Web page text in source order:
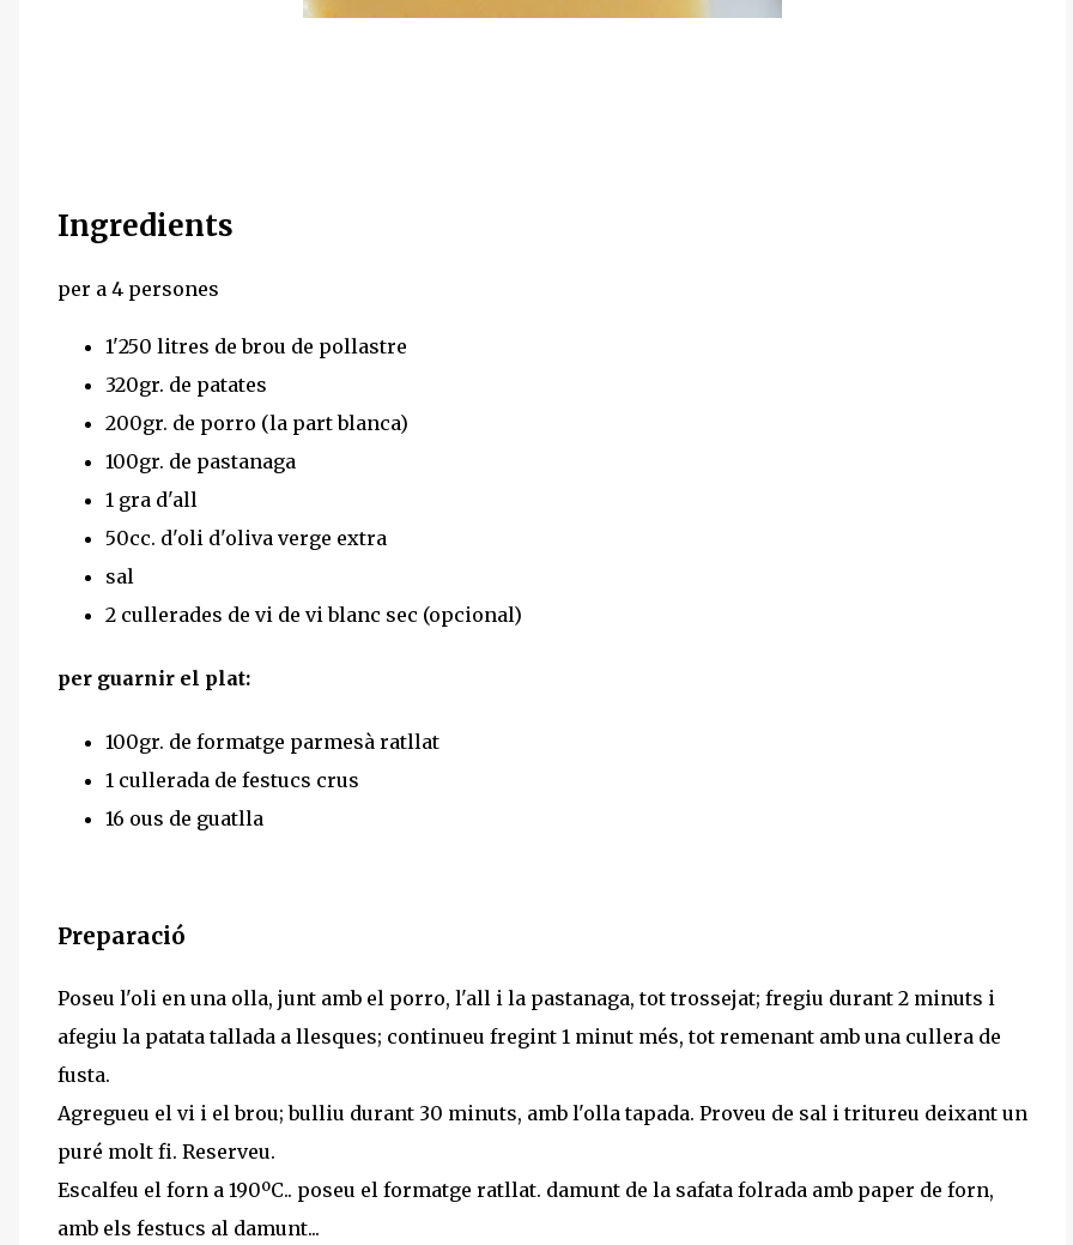
Ingredients
per a 4 persones
1'250 litres de brou de pollastre
320gr. de patates
200gr. de porro (la part blanca)
100gr. de pastanaga
1 gra d'all
50cc. d'oli d'oliva verge extra
sal
2 cullerades de vi de vi blanc sec (opcional)
per guarnir el plat:
100gr. de formatge parmesà ratllat
1 cullerada de festucs crus
16 ous de guatlla
Preparació
Poseu l'oli en una olla, junt amb el porro, l'all i la pastanaga, tot trossejat; fregiu durant 2 minuts i
afegiu la patata tallada a llesques; continueu fregint 1 minut més, tot remenant amb una cullera de
fusta.
Agregueu el vi i el brou; bulliu durant 30 minuts, amb l'olla tapada. Proveu de sal i tritureu deixant un
puré molt fi. Reserveu.
Escalfeu el forn a 190ºC.. poseu el formatge ratllat. damunt de la safata folrada amb paper de forn,
amb els festucs al damunt...